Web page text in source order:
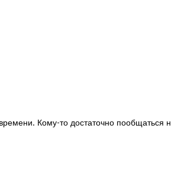
Кому-то достаточно пообщаться